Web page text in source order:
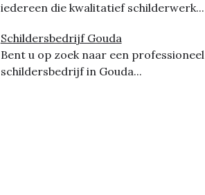
iedereen die kwalitatief schilderwerk...
Schildersbedrijf Gouda
Bent u op zoek naar een professioneel
schildersbedrijf in Gouda...